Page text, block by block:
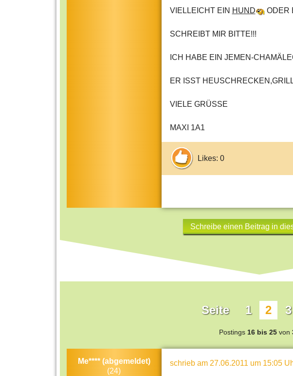
Fragen und Antworten
VIELLEICHT EIN HUND ODER
SCHREIBT MIR BITTE!!!
ICH HABE EIN JEMEN-
ER ISST
VIELE GRÜSSE
MAXI 1A1
Likes: 0
Schreibe einen Beitrag in
Seite 1 2 3
Postings 16 bis 25 von
Me**** (abgemeldet)
(24)
schrieb am 27.06.2011 um 15:05